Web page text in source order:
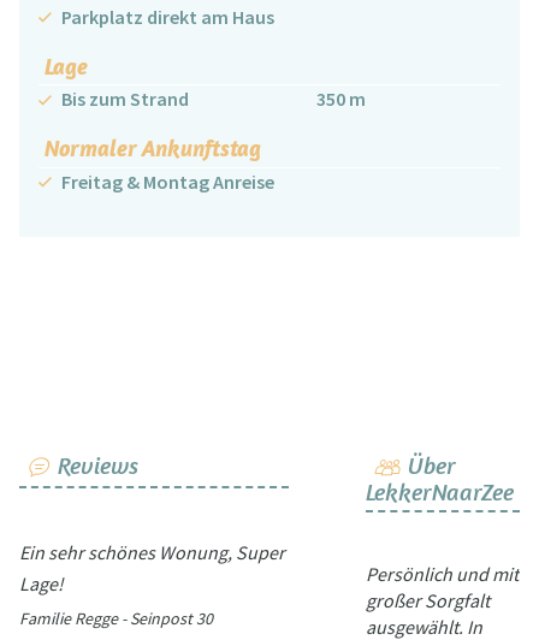
Parkplatz direkt am Haus
Lage
Bis zum Strand 350 m
Normaler Ankunftstag
Freitag & Montag Anreise
Reviews
Ein sehr schönes Wonung, Super
Lage!
Familie Regge - Seinpost 30
Über
LekkerNaarZee
Persönlich und mit
großer Sorgfalt
ausgewählt. In